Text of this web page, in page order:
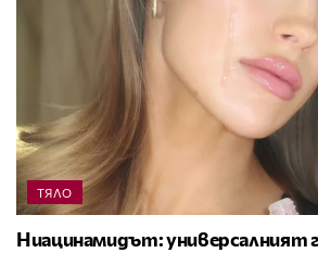
ТЯЛО
Ниацинамидът: универсалният